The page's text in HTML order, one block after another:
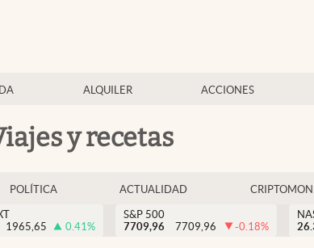
ALQUILER ACCIONES
y recetas
POLÍTICA ACTUALIDAD
1965,65 0.41%
S&P 500
7709,96
7709,96 -0.18%